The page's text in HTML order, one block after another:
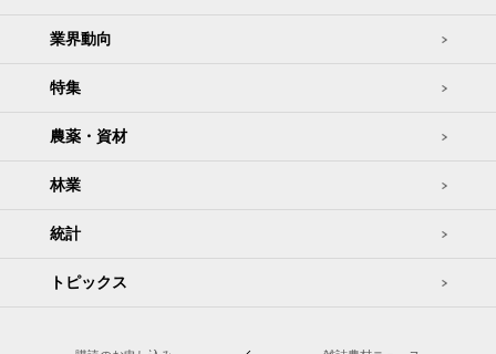
業界動向
特集
農薬・資材
林業
統計
トピックス